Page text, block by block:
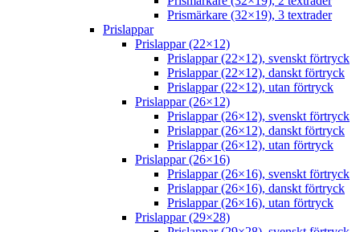
Prismärkare (32×19), 3 textrader
Prislappar
Prislappar (22×12)
Prislappar (22×12), svenskt förtryck
Prislappar (22×12), danskt förtryck
Prislappar (22×12), utan förtryck
Prislappar (26×12)
Prislappar (26×12), svenskt förtryck
Prislappar (26×12), danskt förtryck
Prislappar (26×12), utan förtryck
Prislappar (26×16)
Prislappar (26×16), svenskt förtryck
Prislappar (26×16), danskt förtryck
Prislappar (26×16), utan förtryck
Prislappar (29×28)